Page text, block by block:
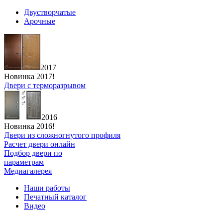
Двустворчатые
Арочные
2017
Новинка 2017!
Двери с терморазрывом
2016
Новинка 2016!
Двери из сложногнутого профиля
Расчет двери онлайн
Подбор двери по
параметрам
Медиагалерея
Наши работы
Печатный каталог
Видео